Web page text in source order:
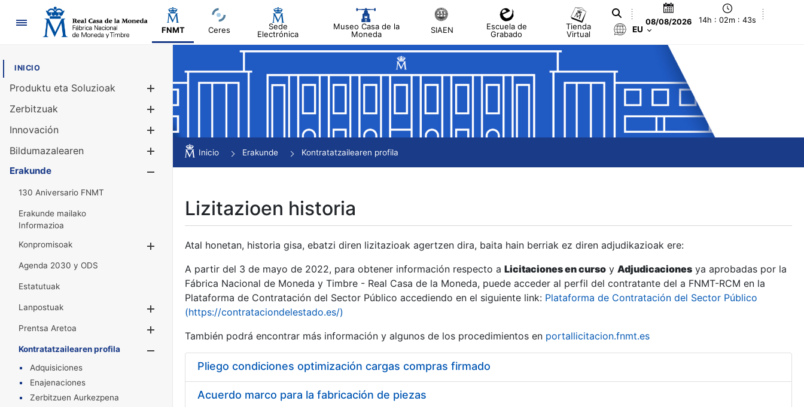
Nabigazioa
FNMT Ceres
Sede
Electrónica
Museo Casa de la
Moneda
SIAEN
Escuela de
Grabado
Tienda
Virtual
08/08/2026 14h : 02m : 44s
EU
INICIO
Produktu eta Soluzioak
Erakutsi/Ezkutatu
Zerbitzuak
Innovación
Bildumazalearen
Erakutsi/Ezkutatu
Erakunde
130 Aniversario FNMT
Erakunde mailako
Informazioa
Konpromisoak
Erakutsi/Ezkutatu
Agenda 2030 y ODS
Estatutuak
Lanpostuak
Erakutsi/Ezkutatu
Prentsa Aretoa
Erakutsi/Ezkutatu
Kontratatzailearen profila
Erakutsi/Ezkutatu
Adquisiciones
Enajenaciones
Zerbitzuen Aurkezpena
Inicio Erakunde Kontratatzailearen profila
Lizitazioen historia
Atal honetan, historia gisa, ebatzi diren lizitazioak agertzen dira, baita hain berriak ez diren adjudikazioak ere:
A partir del 3 de mayo de 2022, para obtener información respecto a Licitaciones en curso y Adjudicaciones ya aprobadas por la
Fábrica Nacional de Moneda y Timbre - Real Casa de la Moneda, puede acceder al perfil del contratante del a FNMT-RCM en la
Plataforma de Contratación del Sector Público accediendo en el siguiente link: Plataforma de Contratación del Sector Público
(https://contrataciondelestado.es/)
También podrá encontrar más información y algunos de los procedimientos en portallicitacion.fnmt.es
Pliego condiciones optimización cargas compras firmado
Acuerdo marco para la fabricación de piezas